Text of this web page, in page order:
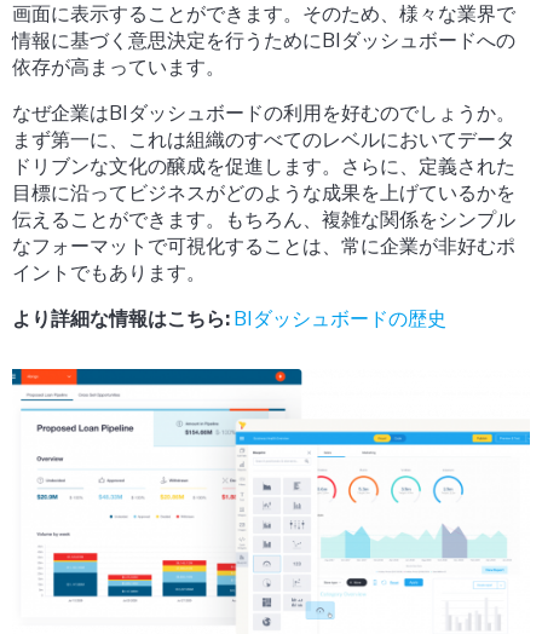
画面に表示することができます。そのため、様々な業界で
情報に基づく意思決定を行うためにBIダッシュボードへの
依存が高まっています。
なぜ企業はBIダッシュボードの利用を好むのでしょうか。
まず第一に、これは組織のすべてのレベルにおいてデータ
ドリブンな文化の醸成を促進します。さらに、定義された
目標に沿ってビジネスがどのような成果を上げているかを
伝えることができます。もちろん、複雑な関係をシンプル
なフォーマットで可視化することは、常に企業が非好むポ
イントでもあります。
より詳細な情報はこちら: BIダッシュボードの歴史